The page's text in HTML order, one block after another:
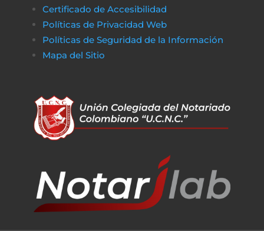
Certificado de Accesibilidad
Políticas de Privacidad Web
Políticas de Seguridad de la Información
Mapa del Sitio